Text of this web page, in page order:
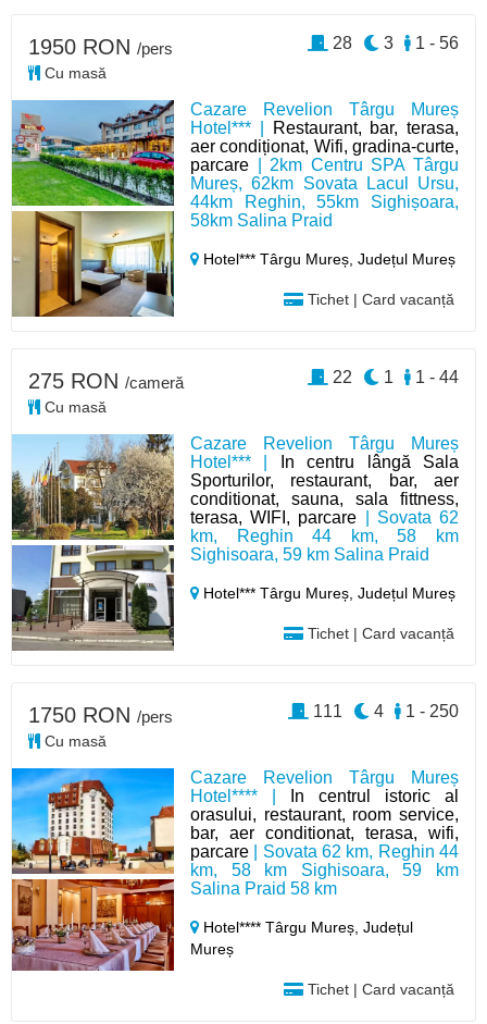
Cazare Revelion Târgu Mureș
Hotel*** |
Restaurant, bar, terasa,
aer condiționat, Wifi, gradina-curte,
parcare | 2km Centru SPA Târgu
Mureș, 62km Sovata Lacul Ursu,
44km Reghin, 55km Sighișoara,
58km Salina Praid
Hotel*** Târgu Mureș,Județul Mureș
Tichet | Card vacanță
1950 RON /pers
Cu masă
1 - 56
3
28
Cazare Revelion Târgu Mureș
Hotel*** |
In centru lângă Sala
Sporturilor, restaurant, bar, aer
conditionat, sauna, sala fittness,
terasa, WIFI, parcare | Sovata 62
km, Reghin 44 km, 58 km
Sighisoara, 59 km Salina Praid
Hotel*** Târgu Mureș,Județul Mureș
Tichet | Card vacanță
275 RON /cameră
Cu masă
1 - 44
1
22
Cazare Revelion Târgu Mureș
Hotel**** |
In centrul istoric al
orasului, restaurant, room service,
bar, aer conditionat, terasa, wifi,
parcare | Sovata 62 km, Reghin 44
km, 58 km Sighisoara, 59 km
Salina Praid 58 km
Hotel**** Târgu Mureș,Județul
Mureș
Tichet | Card vacanță
1750 RON /pers
Cu masă
1 - 250
4
111